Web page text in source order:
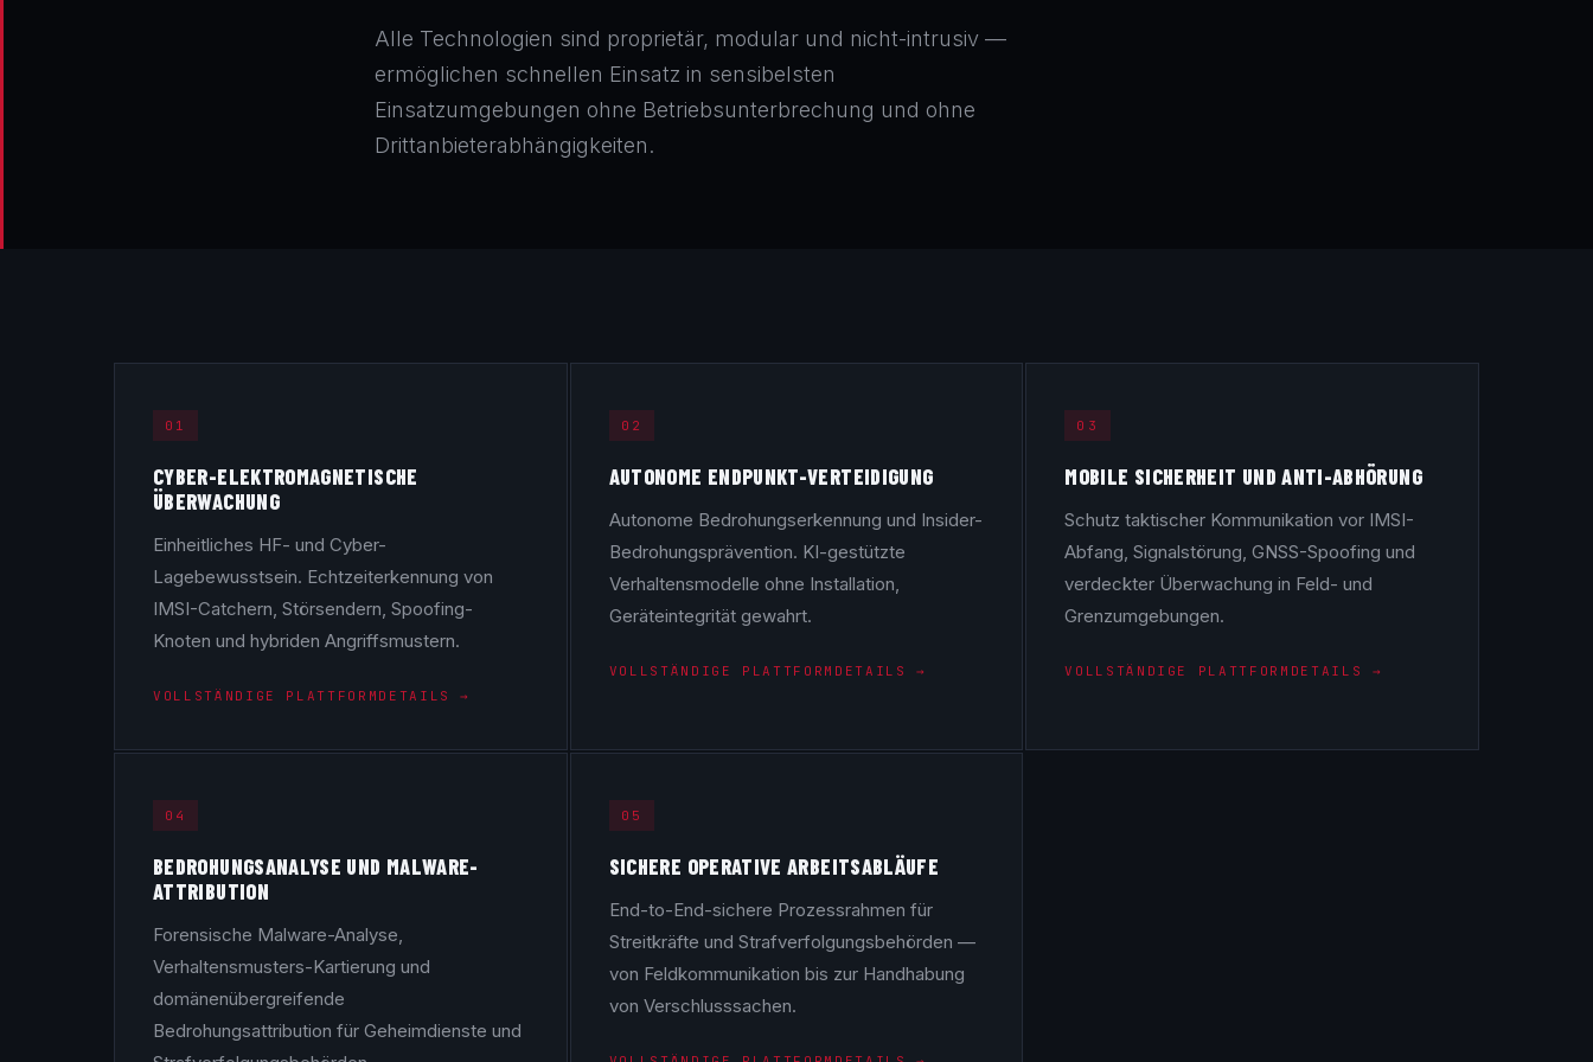
Alle Technologien sind proprietär, modular und nicht-intrusiv —
ermöglichen schnellen Einsatz in sensibelsten
Einsatzumgebungen ohne Betriebsunterbrechung und ohne
Drittanbieterabhängigkeiten.
01
CYBER-ELEKTROMAGNETISCHE
ÜBERWACHUNG
Einheitliches HF- und Cyber-
Lagebewusstsein. Echtzeiterkennung von
IMSI-Catchern, Störsendern, Spoofing-
Knoten und hybriden Angriffsmustern.
VOLLSTÄNDIGE PLATTFORMDETAILS →
02
AUTONOME ENDPUNKT-VERTEIDIGUNG
Autonome Bedrohungserkennung und Insider-
Bedrohungsprävention. KI-gestützte
Verhaltensmodelle ohne Installation,
Geräteintegrität gewahrt.
VOLLSTÄNDIGE PLATTFORMDETAILS →
03
MOBILE SICHERHEIT UND ANTI-ABHÖRUNG
Schutz taktischer Kommunikation vor IMSI-
Abfang, Signalstörung, GNSS-Spoofing und
verdeckter Überwachung in Feld- und
Grenzumgebungen.
VOLLSTÄNDIGE PLATTFORMDETAILS →
04
BEDROHUNGSANALYSE UND MALWARE-
ATTRIBUTION
Forensische Malware-Analyse,
Verhaltensmusters-Kartierung und
domänenübergreifende
Bedrohungsattribution für Geheimdienste und
05
SICHERE OPERATIVE ARBEITSABLÄUFE
End-to-End-sichere Prozessrahmen für
Streitkräfte und Strafverfolgungsbehörden —
von Feldkommunikation bis zur Handhabung
von Verschlusssachen.